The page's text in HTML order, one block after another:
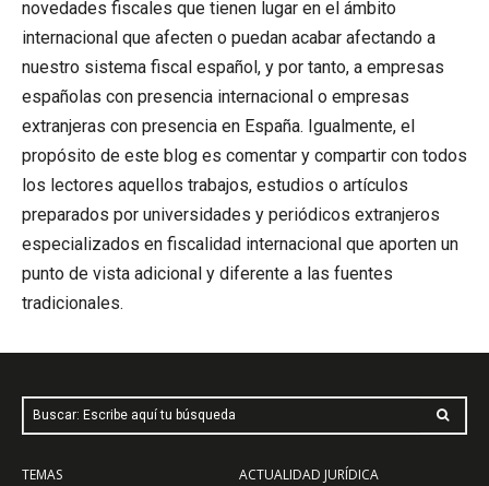
novedades fiscales que tienen lugar en el ámbito
internacional que afecten o puedan acabar afectando a
nuestro sistema fiscal español, y por tanto, a empresas
españolas con presencia internacional o empresas
extranjeras con presencia en España. Igualmente, el
propósito de este blog es comentar y compartir con todos
los lectores aquellos trabajos, estudios o artículos
preparados por universidades y periódicos extranjeros
especializados en fiscalidad internacional que aporten un
punto de vista adicional y diferente a las fuentes
tradicionales.
Buscar: Escribe aquí tu búsqueda
TEMAS
ACTUALIDAD JURÍDICA